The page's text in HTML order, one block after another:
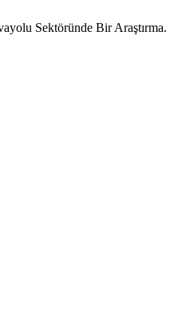
Sektöründe Bir Araştırma.